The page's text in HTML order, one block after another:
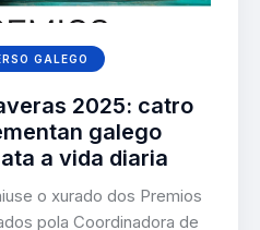
GALEGO
2025: catro
galego
a vida diaria
o xurado dos Premios
pola Coordinadora de